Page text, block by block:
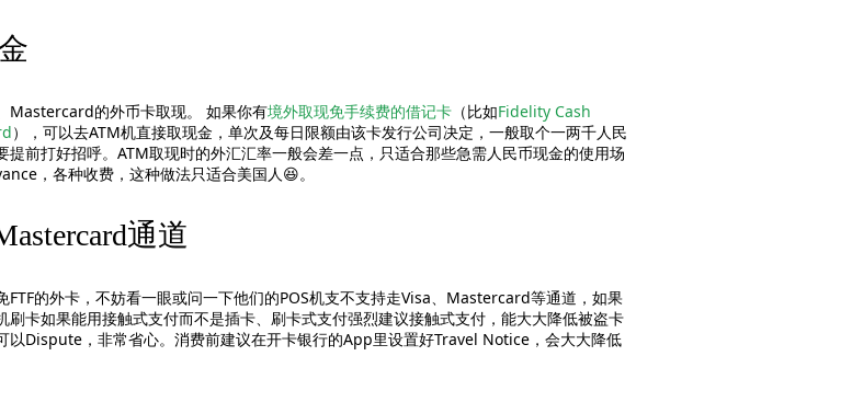
Mastercard的外币卡取现。 如果你有境外取现免手续费的借记卡 （比如Fidelity Cash
），可以去ATM机直接取现金，单次及每日限额由该卡发行公司决定，一般取个一两千人民
前打好招呼。ATM取现时的外汇汇率一般会差一点，只适合那些急需人民币现金的使用场
，各种收费，这种做法只适合美国人😆。
通道
的外卡，不妨看一眼或问一下他们的POS机支不支持走Visa、Mastercard等通道，如果
刷卡如果能用接触式支付而不是插卡、刷卡式支付强烈建议接触式支付，能大大降低被盗卡
以Dispute，非常省心。消费前建议在开卡银行的App里设置好Travel Notice，会大大降低